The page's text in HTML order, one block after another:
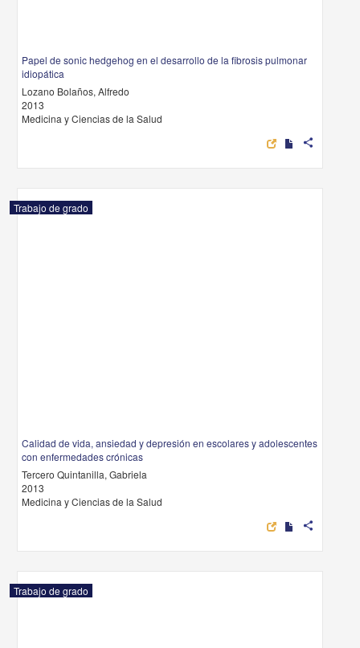
Papel de sonic hedgehog en el desarrollo de la fibrosis pulmonar
idiopática
Lozano Bolaños, Alfredo
2013
Medicina y Ciencias de la Salud
share
Trabajo de grado
Calidad de vida, ansiedad y depresión en escolares y adolescentes
con enfermedades crónicas
Tercero Quintanilla, Gabriela
2013
Medicina y Ciencias de la Salud
share
Trabajo de grado